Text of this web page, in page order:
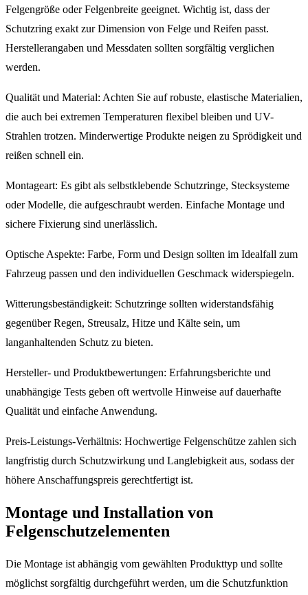
Felgengröße oder Felgenbreite geeignet. Wichtig ist, dass der
Schutzring exakt zur Dimension von Felge und Reifen passt.
Herstellerangaben und Messdaten sollten sorgfältig verglichen
werden.
Qualität und Material: Achten Sie auf robuste, elastische Materialien,
die auch bei extremen Temperaturen flexibel bleiben und UV-
Strahlen trotzen. Minderwertige Produkte neigen zu Sprödigkeit und
reißen schnell ein.
Montageart: Es gibt als selbstklebende Schutzringe, Stecksysteme
oder Modelle, die aufgeschraubt werden. Einfache Montage und
sichere Fixierung sind unerlässlich.
Optische Aspekte: Farbe, Form und Design sollten im Idealfall zum
Fahrzeug passen und den individuellen Geschmack widerspiegeln.
Witterungsbeständigkeit: Schutzringe sollten widerstandsfähig
gegenüber Regen, Streusalz, Hitze und Kälte sein, um
langanhaltenden Schutz zu bieten.
Hersteller- und Produktbewertungen: Erfahrungsberichte und
unabhängige Tests geben oft wertvolle Hinweise auf dauerhafte
Qualität und einfache Anwendung.
Preis-Leistungs-Verhältnis: Hochwertige Felgenschütze zahlen sich
langfristig durch Schutzwirkung und Langlebigkeit aus, sodass der
höhere Anschaffungspreis gerechtfertigt ist.
Montage und Installation von
Felgenschutzelementen
Die Montage ist abhängig vom gewählten Produkttyp und sollte
möglichst sorgfältig durchgeführt werden, um die Schutzfunktion